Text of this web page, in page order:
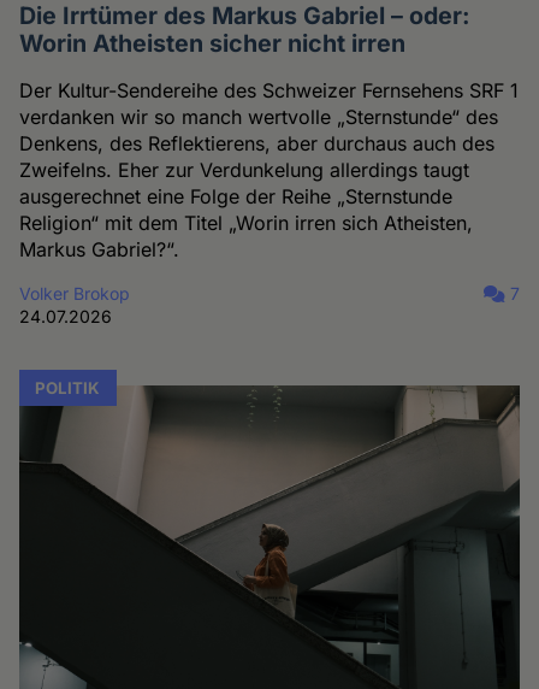
Die Irrtümer des Markus Gabriel – oder:
Worin Atheisten sicher nicht irren
Der Kultur-Sendereihe des Schweizer Fernsehens SRF 1
verdanken wir so manch wertvolle „Sternstunde“ des
Denkens, des Reflektierens, aber durchaus auch des
Zweifelns. Eher zur Verdunkelung allerdings taugt
ausgerechnet eine Folge der Reihe „Sternstunde
Religion“ mit dem Titel „Worin irren sich Atheisten,
Markus Gabriel?“.
Volker Brokop
24.07.2026
7
POLITIK